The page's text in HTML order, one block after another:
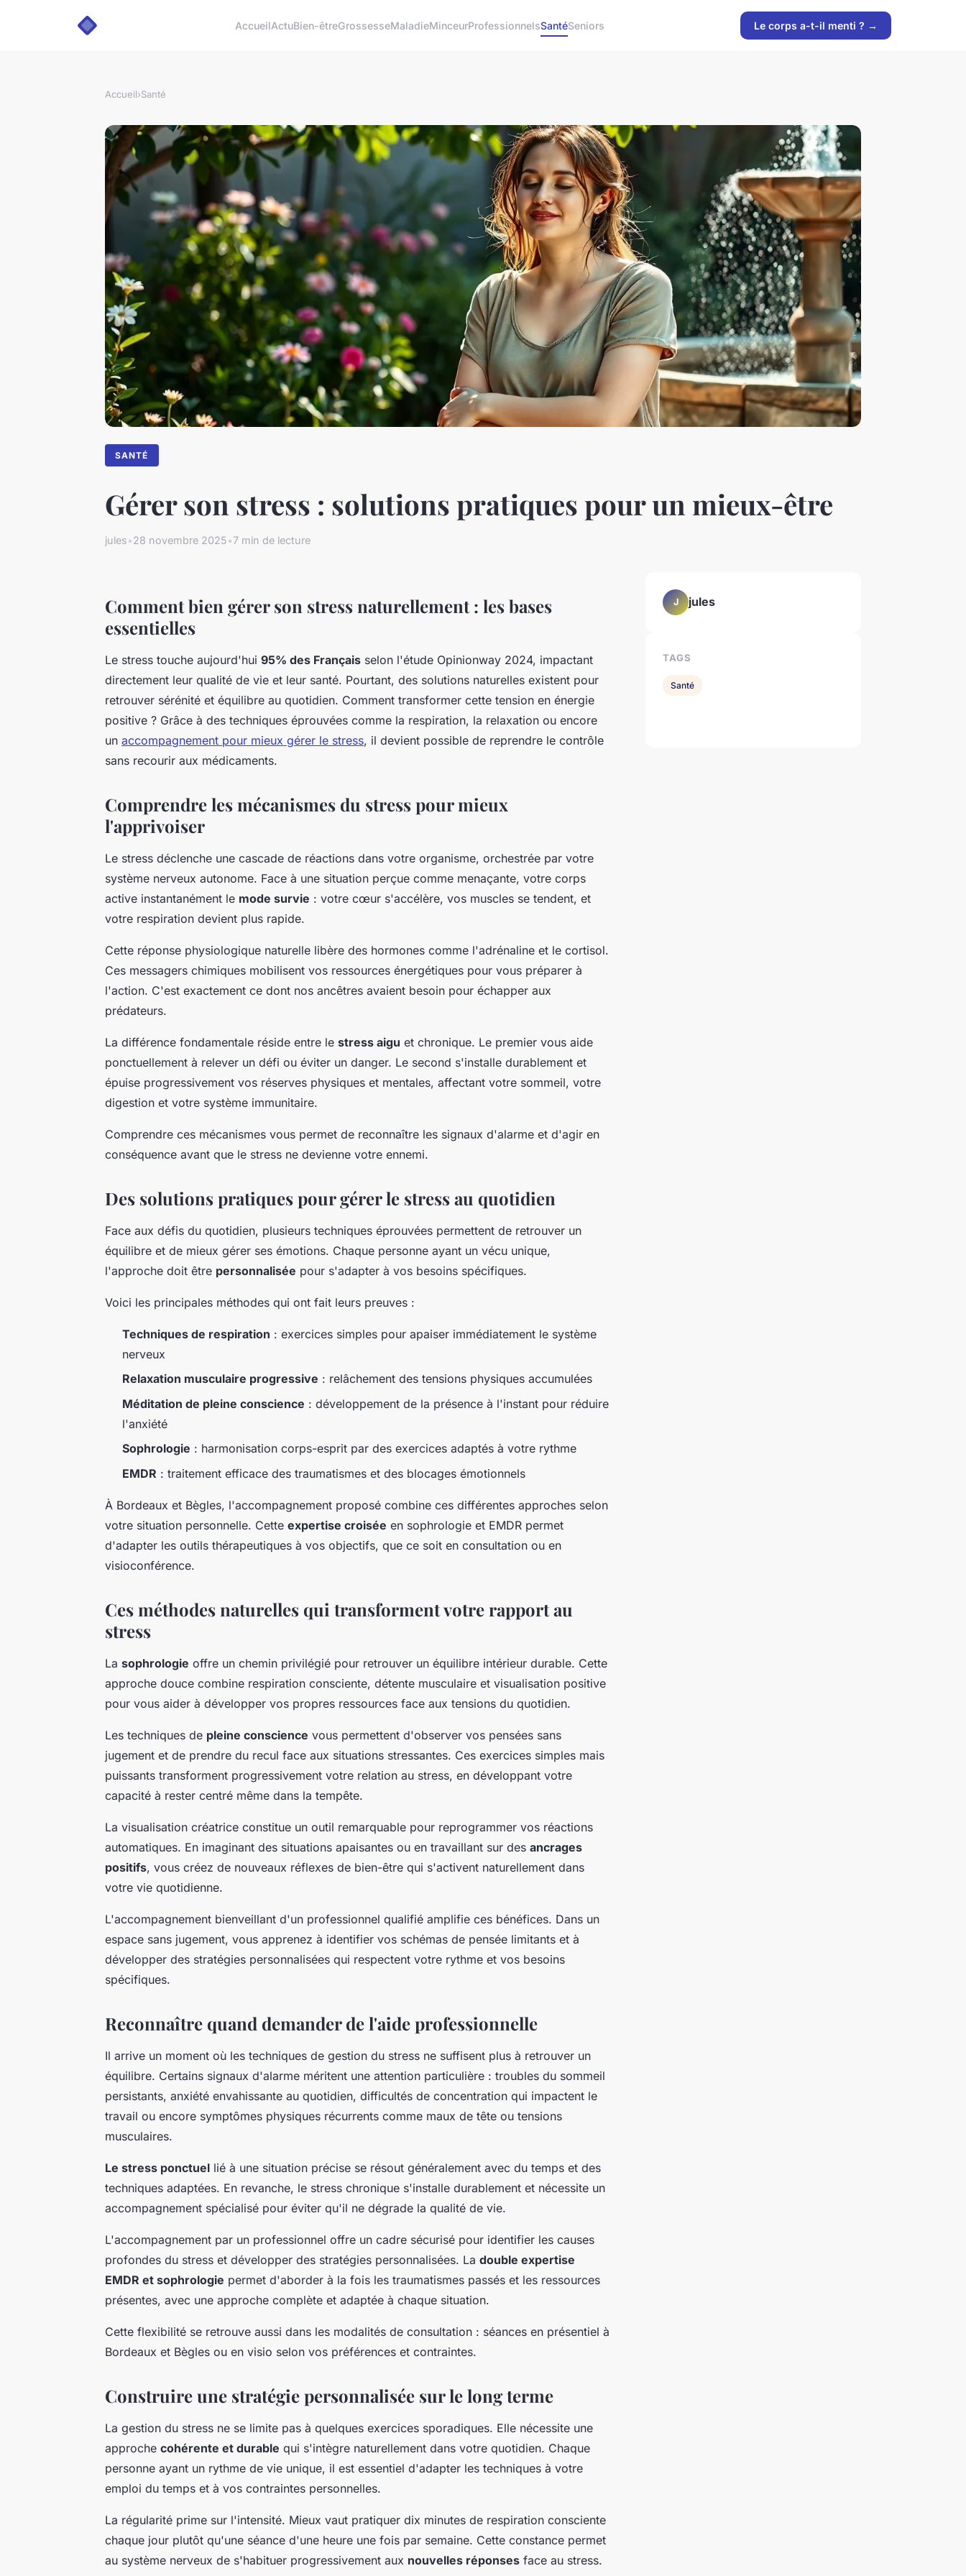
AccueilActuBien-êtreGrossesseMaladieMinceurProfessionnelsSantéSeniors Le corps a-t-il menti ? →
Accueil›Santé
SANTÉ
Gérer son stress : solutions pratiques pour un mieux-être
jules•28 novembre 2025•7 min de lecture
Comment bien gérer son stress naturellement : les bases
essentielles
Le stress touche aujourd'hui 95% des Français selon l'étude Opinionway 2024, impactant
directement leur qualité de vie et leur santé. Pourtant, des solutions naturelles existent pour
retrouver sérénité et équilibre au quotidien. Comment transformer cette tension en énergie
positive ? Grâce à des techniques éprouvées comme la respiration, la relaxation ou encore
un accompagnement pour mieux gérer le stress, il devient possible de reprendre le contrôle
sans recourir aux médicaments.
Comprendre les mécanismes du stress pour mieux
l'apprivoiser
Le stress déclenche une cascade de réactions dans votre organisme, orchestrée par votre
système nerveux autonome. Face à une situation perçue comme menaçante, votre corps
active instantanément le mode survie : votre cœur s'accélère, vos muscles se tendent, et
votre respiration devient plus rapide.
Cette réponse physiologique naturelle libère des hormones comme l'adrénaline et le cortisol.
Ces messagers chimiques mobilisent vos ressources énergétiques pour vous préparer à
l'action. C'est exactement ce dont nos ancêtres avaient besoin pour échapper aux
prédateurs.
La différence fondamentale réside entre le stress aigu et chronique. Le premier vous aide
ponctuellement à relever un défi ou éviter un danger. Le second s'installe durablement et
épuise progressivement vos réserves physiques et mentales, affectant votre sommeil, votre
digestion et votre système immunitaire.
Comprendre ces mécanismes vous permet de reconnaître les signaux d'alarme et d'agir en
conséquence avant que le stress ne devienne votre ennemi.
Des solutions pratiques pour gérer le stress au quotidien
Face aux défis du quotidien, plusieurs techniques éprouvées permettent de retrouver un
équilibre et de mieux gérer ses émotions. Chaque personne ayant un vécu unique,
l'approche doit être personnalisée pour s'adapter à vos besoins spécifiques.
Voici les principales méthodes qui ont fait leurs preuves :
Techniques de respiration : exercices simples pour apaiser immédiatement le système
nerveux
Relaxation musculaire progressive : relâchement des tensions physiques accumulées
Méditation de pleine conscience : développement de la présence à l'instant pour réduire
l'anxiété
Sophrologie : harmonisation corps-esprit par des exercices adaptés à votre rythme
EMDR : traitement efficace des traumatismes et des blocages émotionnels
À Bordeaux et Bègles, l'accompagnement proposé combine ces différentes approches selon
votre situation personnelle. Cette expertise croisée en sophrologie et EMDR permet
d'adapter les outils thérapeutiques à vos objectifs, que ce soit en consultation ou en
visioconférence.
Ces méthodes naturelles qui transforment votre rapport au
stress
La sophrologie offre un chemin privilégié pour retrouver un équilibre intérieur durable. Cette
approche douce combine respiration consciente, détente musculaire et visualisation positive
pour vous aider à développer vos propres ressources face aux tensions du quotidien.
Les techniques de pleine conscience vous permettent d'observer vos pensées sans
jugement et de prendre du recul face aux situations stressantes. Ces exercices simples mais
puissants transforment progressivement votre relation au stress, en développant votre
capacité à rester centré même dans la tempête.
La visualisation créatrice constitue un outil remarquable pour reprogrammer vos réactions
automatiques. En imaginant des situations apaisantes ou en travaillant sur des ancrages
positifs, vous créez de nouveaux réflexes de bien-être qui s'activent naturellement dans
votre vie quotidienne.
L'accompagnement bienveillant d'un professionnel qualifié amplifie ces bénéfices. Dans un
espace sans jugement, vous apprenez à identifier vos schémas de pensée limitants et à
développer des stratégies personnalisées qui respectent votre rythme et vos besoins
spécifiques.
Reconnaître quand demander de l'aide professionnelle
Il arrive un moment où les techniques de gestion du stress ne suffisent plus à retrouver un
équilibre. Certains signaux d'alarme méritent une attention particulière : troubles du sommeil
persistants, anxiété envahissante au quotidien, difficultés de concentration qui impactent le
travail ou encore symptômes physiques récurrents comme maux de tête ou tensions
musculaires.
Le stress ponctuel lié à une situation précise se résout généralement avec du temps et des
techniques adaptées. En revanche, le stress chronique s'installe durablement et nécessite un
accompagnement spécialisé pour éviter qu'il ne dégrade la qualité de vie.
L'accompagnement par un professionnel offre un cadre sécurisé pour identifier les causes
profondes du stress et développer des stratégies personnalisées. La double expertise
EMDR et sophrologie permet d'aborder à la fois les traumatismes passés et les ressources
présentes, avec une approche complète et adaptée à chaque situation.
Cette flexibilité se retrouve aussi dans les modalités de consultation : séances en présentiel à
Bordeaux et Bègles ou en visio selon vos préférences et contraintes.
Construire une stratégie personnalisée sur le long terme
La gestion du stress ne se limite pas à quelques exercices sporadiques. Elle nécessite une
approche cohérente et durable qui s'intègre naturellement dans votre quotidien. Chaque
personne ayant un rythme de vie unique, il est essentiel d'adapter les techniques à votre
emploi du temps et à vos contraintes personnelles.
La régularité prime sur l'intensité. Mieux vaut pratiquer dix minutes de respiration consciente
chaque jour plutôt qu'une séance d'une heure une fois par semaine. Cette constance permet
au système nerveux de s'habituer progressivement aux nouvelles réponses face au stress.
J jules
TAGS
Santé